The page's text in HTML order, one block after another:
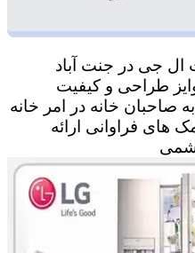
ال جی در جنت آباد
طراحی و کیفیت
صاحبان خانه در امر خانه
های فراوانی ارائه